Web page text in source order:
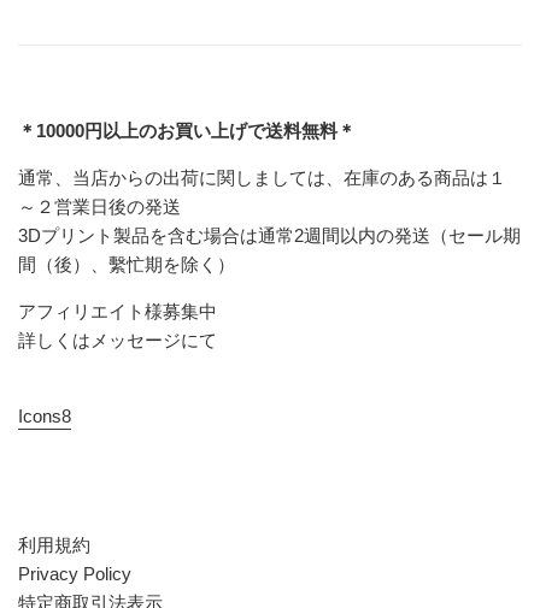
＊10000円以上のお買い上げで送料無料＊
通常、当店からの出荷に関しましては、在庫のある商品は１
～２営業日後の発送
3Dプリント製品を含む場合は通常2週間以内の発送（セール期
間（後）、繫忙期を除く）
アフィリエイト様募集中
詳しくはメッセージにて
Icons8
利用規約
Privacy Policy
特定商取引法表示